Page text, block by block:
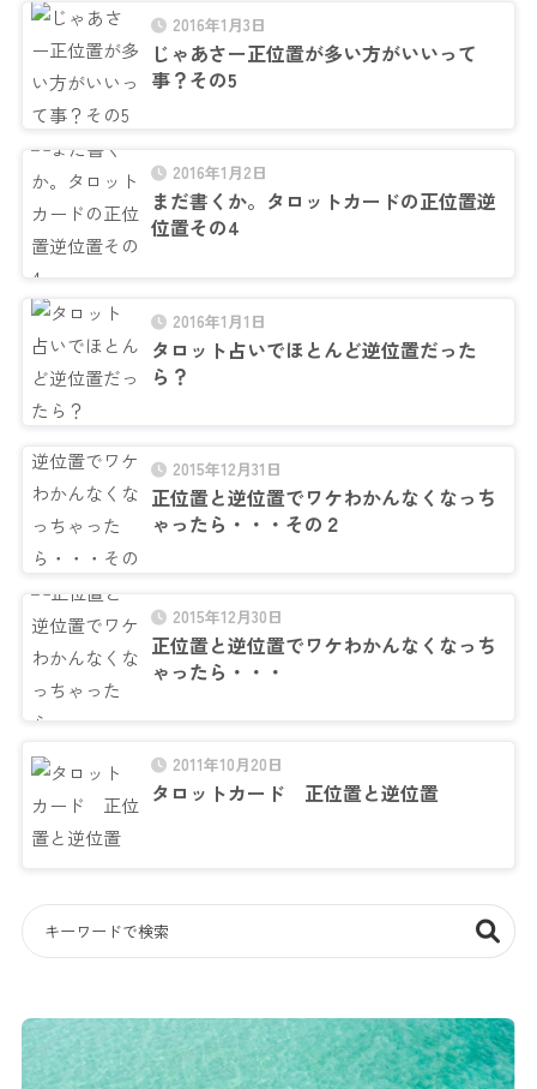
2016年1月3日
じゃあさー正位置が多い方がいいって
事？その5
2016年1月2日
まだ書くか。タロットカードの正位置逆
位置その4
2016年1月1日
タロット占いでほとんど逆位置だった
ら？
2015年12月31日
正位置と逆位置でワケわかんなくなっち
ゃったら・・・その２
2015年12月30日
正位置と逆位置でワケわかんなくなっち
ゃったら・・・
2011年10月20日
タロットカード 正位置と逆位置